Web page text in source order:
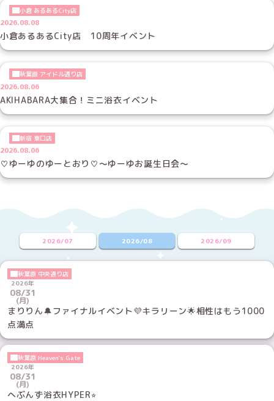
小倉 あるあるCity店
2026.08.08
小倉あるあるCity店 10周年イベント
秋葉原 アイドル通り店
2026.08.06
AKIHABARA大集合！ミニ浴衣イベント
新宿 東口店
2026.08.06
♡ゆーゆのゆーとおり♡～ゆーゆお誕生日会～
2026/07 2026/08 2026/09
秋葉原 中央通り店
2026年
08/31
(月)
まりりん🔔ファイナルイベント💜キラリーン🌟相性はもう1000
点満点
秋葉原 Heaven's Gate
2026年
08/31
(月)
へぶんず浴衣HYPER⭐︎